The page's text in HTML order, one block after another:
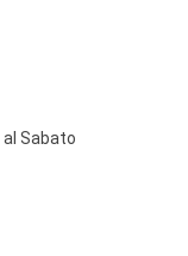
al Sabato